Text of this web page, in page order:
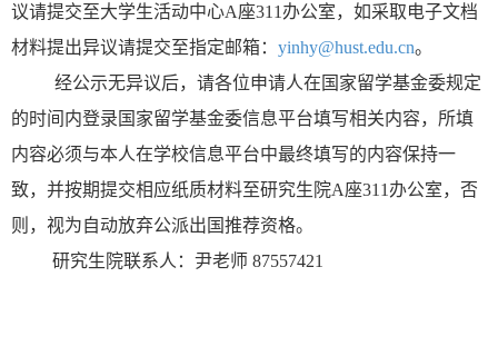
议请提交至大学生活动中心A座311 办公室，如采取电子文档
材料提出异议请提交至指定邮箱： yinhy@hust.edu.cn。
经公示无异议后，请各位申请人在国家留学基金委规定
的时间内登录国家留学基金委信息平台填写相关内容，所填
内容必须与本人在学校信息平台中最终填写的内容保持一
致，并按期提交相应纸质材料至研究生院A座311 办公室，否
则，视为自动放弃公派出国推荐资格。
研究生院联系人：尹老师 87557421